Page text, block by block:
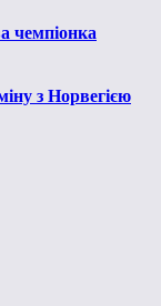
чемпіонка
з Норвегією